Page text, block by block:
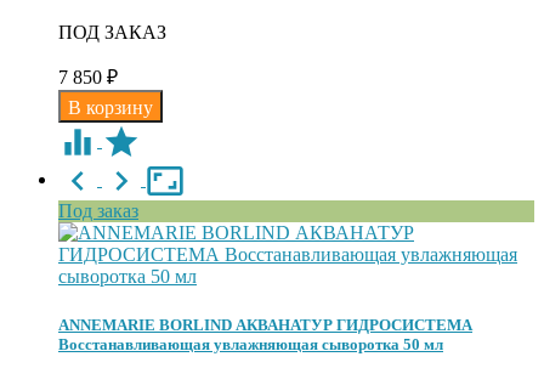
ПОД ЗАКАЗ
7 850 ₽
Под заказ
ANNEMARIE BORLIND АКВАНАТУР ГИДРОСИСТЕМА
Восстанавливающая увлажняющая сыворотка 50 мл